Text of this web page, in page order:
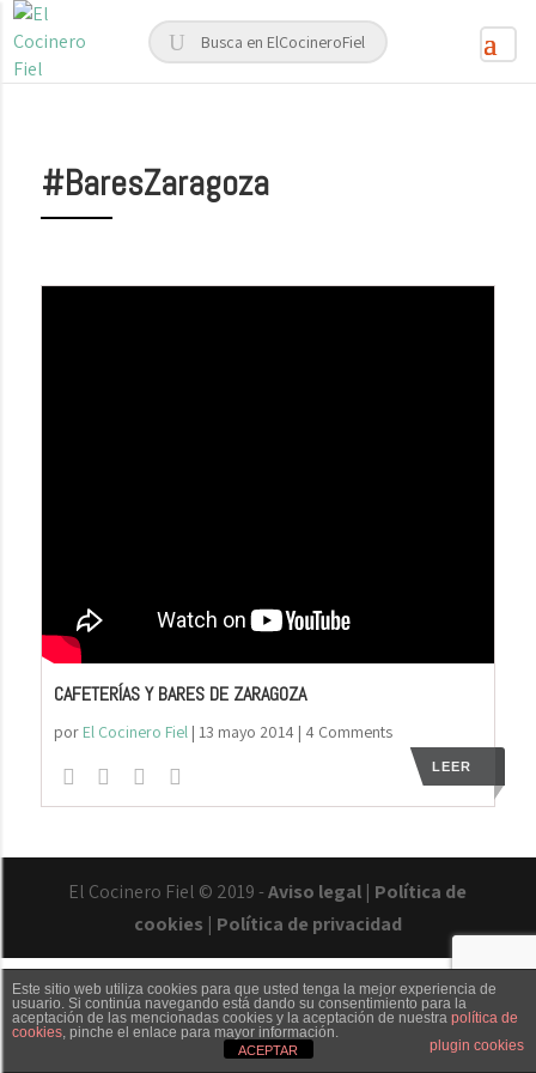
#BaresZaragoza
CAFETERÍAS Y BARES DE ZARAGOZA
por El Cocinero Fiel| 13 mayo 2014| 4 Comments
LEER
El Cocinero Fiel © 2019 -Aviso legal | Política de
cookies | Política de privacidad
Txaber Allué Redes sociales Contacto
Este sitio web utiliza cookies para que usted tenga la mejor experiencia de
usuario. Si continúa navegando está dando su consentimiento para la
aceptación de las mencionadas cookies y la aceptación de nuestra política de
cookies, pinche el enlace para mayor información.
plugin cookies
ACEPTAR